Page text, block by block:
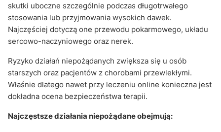
skutki uboczne szczególnie podczas długotrwałego
stosowania lub przyjmowania wysokich dawek.
Najczęściej dotyczą one przewodu pokarmowego, układu
sercowo-naczyniowego oraz nerek.
Ryzyko działań niepożądanych zwiększa się u osób
starszych oraz pacjentów z chorobami przewlekłymi.
Właśnie dlatego nawet przy leczeniu online konieczna jest
dokładna ocena bezpieczeństwa terapii.
Najczęstsze działania niepożądane obejmują: